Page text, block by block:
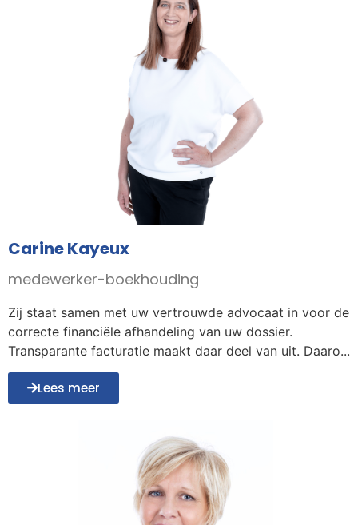
Carine Kayeux
medewerker-boekhouding
Zij staat samen met uw vertrouwde advocaat in voor de
correcte financiële afhandeling van uw dossier.
Transparante facturatie maakt daar deel van uit. Daaro...
Lees meer